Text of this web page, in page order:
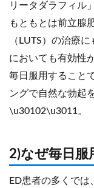
リータダラフィル
もともとは前立腺
（LUTS）の治療
においても有効性
毎日服用すること
ングで自然な勃起
\u30102\u3011。
2)なぜ毎日服
ED患者の多くで